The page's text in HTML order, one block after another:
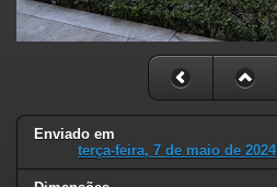
Enviado em
terça-feira, 7 de maio de 2024